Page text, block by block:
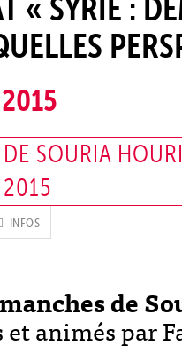
« SYRIE :
2015
DE SOURIA
2015
INFOS
de
et animés par